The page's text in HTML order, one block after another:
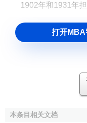
1902年和1931年担
1932－1934年期间
格拉斯哥大学 名誉法学
坎南在经济学方
他在经济学方面的贡
1、经济学说史方面
打开MBA
本条目相关文档